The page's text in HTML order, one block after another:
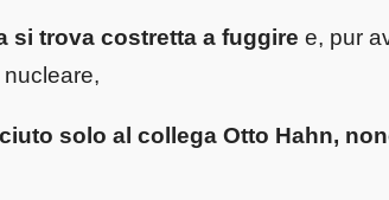
si trova costretta a fuggire e, pur
solo al collega Otto Hahn,